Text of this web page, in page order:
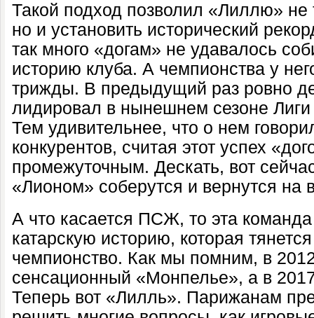
Такой подход позволил «Лиллю» не
но и установить исторический
так много «догам» не удавалось
историю клуба. А чемпионства у
трижды. В предыдущий раз ровно
лидировал в нынешнем сезоне Лиги
Тем удивительнее, что о нем
конкурентов, считая этот успех
промежуточным. Дескать, вот
«Лионом» соберутся и вернутся на
А что касается ПСЖ, то эта
катарскую историю, которая
чемпионство. Как мы помним, в
сенсационный «Монпелье», а в
Теперь вот «Лилль». Парижанам